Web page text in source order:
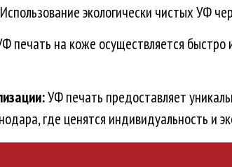
Использование экологически чистых УФ
печать на коже осуществляется
УФ печать предоставляет
где ценятся индивидуальность и